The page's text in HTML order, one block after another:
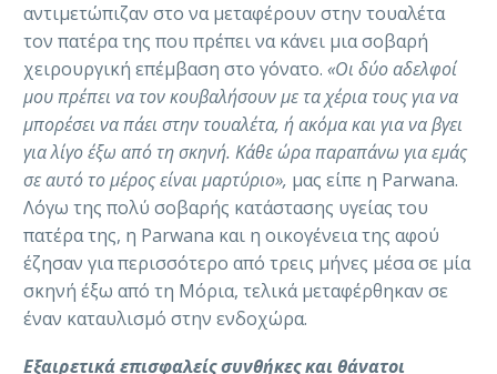
αντιμετώπιζαν στο να μεταφέρουν στην τουαλέτα
τον πατέρα της που πρέπει να κάνει μια σοβαρή
χειρουργική επέμβαση στο γόνατο. «Οι δύο αδελφοί
μου πρέπει να τον κουβαλήσουν με τα χέρια τους για να
μπορέσει να πάει στην τουαλέτα, ή ακόμα και για να βγει
για λίγο έξω από τη σκηνή. Κάθε ώρα παραπάνω για εμάς
σε αυτό το μέρος είναι μαρτύριο», μας είπε η Parwana.
Λόγω της πολύ σοβαρής κατάστασης υγείας του
πατέρα της, η Parwana και η οικογένεια της αφού
έζησαν για περισσότερο από τρεις μήνες μέσα σε μία
σκηνή έξω από τη Μόρια, τελικά μεταφέρθηκαν σε
έναν καταυλισμό στην ενδοχώρα.
Εξαιρετικά επισφαλείς συνθήκες και θάνατοι